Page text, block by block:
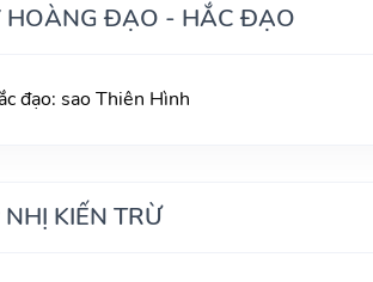
HOÀNG ĐẠO - HẮC ĐẠO
đạo: sao Thiên Hình
KIẾN TRỪ